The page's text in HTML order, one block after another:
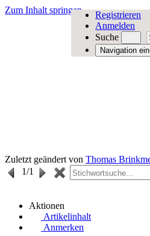
Zum Inhalt springen
Registrieren
Anmelden
Suche
Navigation
Zuletzt geändert von Thomas
1/1
Aktionen
Artikelinhalt
Anmerken